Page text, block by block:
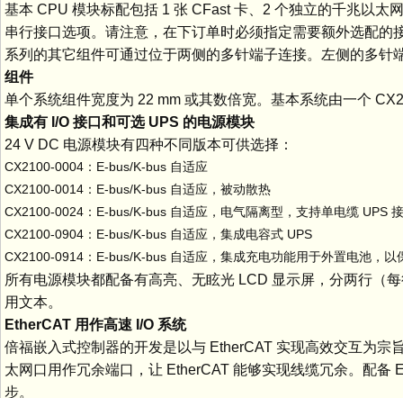
基本 CPU 模块标配包括 1 张 CFast 卡、2 个独立的千兆以太
串行接口选项。请注意，在下订单时必须指定需要额外选配
系列的其它组件可通过位于两侧的多针端子连接。左侧的多针
组件
单个系统组件宽度为 22 mm 或其数倍宽。基本系统由一个
集成有 I/O 接口和可选UPS 的电源模块
24 V DC 电源模块有四种不同版本可供选择：
CX2100-0004：E-bus/K-bus 自适应
CX2100-0014：E-bus/K-bus 自适应，被动散热
CX2100-0024：E-bus/K-bus 自适应，电气隔离型，支持单电缆 UPS
CX2100-0904：E-bus/K-bus 自适应，集成电容式 UPS
CX2100-0914：E-bus/K-bus 自适应，集成充电功能用于外置电池，以
所有电源模块都配备有高亮、无眩光 LCD 显示屏，分两行（
用文本。
EtherCAT 用作高速 I/O 系统
倍福嵌入式控制器的开发是以与 EtherCAT 实现高效交互为
太网口用作冗余端口，让 EtherCAT 能够实现线缆冗余。配
步。